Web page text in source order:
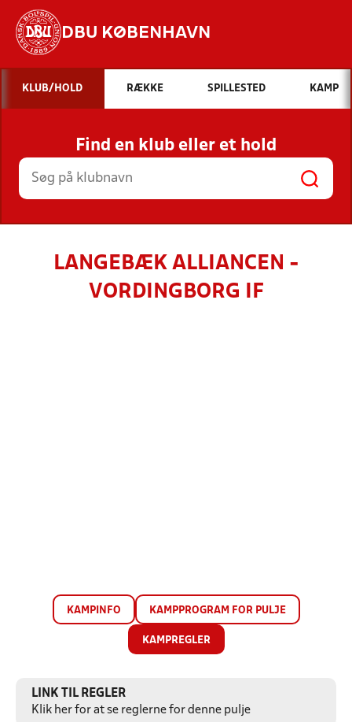
DBU KØBENHAVN
Hvad vil du søge efter?
INDHOLD OG NYHEDER
STILLINGER, RESULTATER, KLUBBER OG
HOLD
KLUB/HOLD RÆKKE SPILLESTED KAMP
Find en klub eller et hold
LANGEBÆK ALLIANCEN -
VORDINGBORG IF
KAMPINFO KAMPPROGRAM FOR PULJE
KAMPREGLER
LINK TIL REGLER
Klik her for at se reglerne for denne pulje